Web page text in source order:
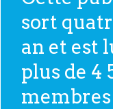
sort
an et est
plus de 4
membres